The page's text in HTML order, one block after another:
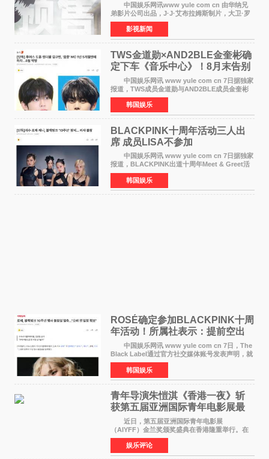
中国娱乐网讯www yule com cn 由华纳兄
弟影片公司出品，J·J·艾布拉姆斯制片，大卫·罗
伯特·米切尔执导，好莱坞巨星安妮·海瑟薇和伊万
·麦克格雷格领衔主演的2026暑期惊悚冒险大片
《逃出绝
影视新闻
TWS金道勋×AND2BLE金奎彬确
定下车《音乐中心》！8月末告别
MC席位
中国娱乐网讯 www yule com cn 7日据独家
报道，TWS成员金道勋与AND2BLE成员金奎彬
将于8月离开《音乐中心》MC的位置。 金道
勋与金奎彬于去年3月与H2H A-NA一起被选为
《音乐中心》MC，约1
韩国娱乐
BLACKPINK十周年活动三人出
席 成员LISA不参加
中国娱乐网讯 www yule com cn 7日据独家
报道，BLACKPINK出道十周年Meet & Greet活
动将由智秀、ROS&Eacute;、JENNIE出席，
LISA将缺席。 此前BLACKPINK所属社YG并
未为组合出道十周年做
韩国娱乐
ROSÉ确定参加BLACKPINK十周
年活动！所属社表示：提前空出
了时间
中国娱乐网讯 www yule com cn 7日，The
Black Label通过官方社交媒体账号发表声明，就
近期网络上关于ROS&Eacute;个人行程及是否参
加BLACKPINK出道纪念活动的种种猜测作出正
式回应。 Th
韩国娱乐
青年导演朱愷淇《香港一夜》斩
获第五届亚洲国际青年电影展最
佳剧本改编奖
近日，第五届亚洲国际青年电影展
（AIYFF）金兰奖颁奖盛典在香港隆重举行。在
这场汇聚数百位海内外电影人、文化界人士及媒
体代表的亚洲青年影视盛会上，香港本土电影
《香港一夜》（Dawn in Ho
娱乐评论